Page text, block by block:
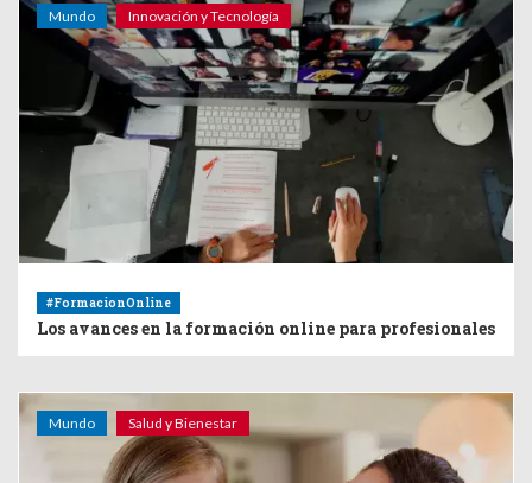
Mundo Innovación y Tecnología
#FormacionOnline
Los avances en la formación online para profesionales
Mundo Salud y Bienestar